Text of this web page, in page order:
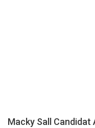
Macky Sall Candidat